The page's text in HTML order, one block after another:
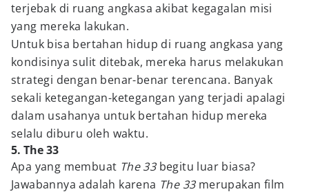
terjebak di ruang angkasa akibat kegagalan misi
yang mereka lakukan.
Untuk bisa bertahan hidup di ruang angkasa yang
kondisinya sulit ditebak, mereka harus melakukan
strategi dengan benar-benar terencana. Banyak
sekali ketegangan-ketegangan yang terjadi apalagi
dalam usahanya untuk bertahan hidup mereka
selalu diburu oleh waktu.
5. The 33
Apa yang membuat The 33begitu luar biasa?
Jawabannya adalah karena The 33merupakan film